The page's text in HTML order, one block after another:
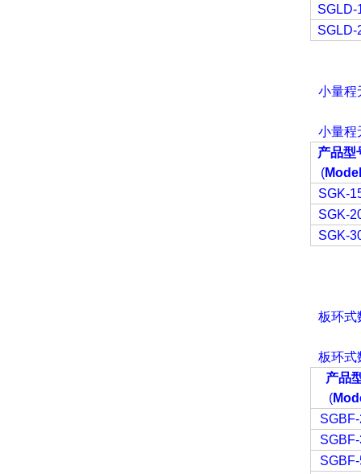
SGLD-
SGLD-
小量程
小量程
产品型
(
SGK-
SGK-
SGK-
板环式
板环式
产品
(